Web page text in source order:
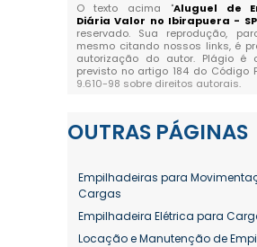
O texto acima "Aluguel de
Diária Valor no Ibirapuera - SP
reservado. Sua reprodução,
mesmo citando nossos links, é
autorização do autor. Plágio é
previsto no artigo 184 do Código
9.610-98 sobre direitos autorais.
OUTRAS PÁGINAS
Empilhadeiras para
Cargas
Empilhadeira Elétrica para
Locação e Manutenção de